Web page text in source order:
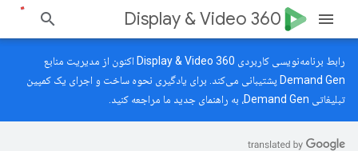
Display & Video 360
رابط برنامه‌نویسی کاربردی Display & Video 360 اکنون از مدیریت منابع
Demand Gen پشتیبانی می‌کند. برای یادگیری نحوه ساخت و اجرای یک کمپین
تبلیغاتی Demand Gen، به
راهنمای جدید ما مراجعه کنید.